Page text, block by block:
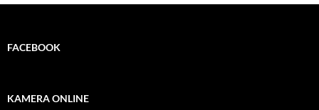
FACEBOOK
KAMERA ONLINE